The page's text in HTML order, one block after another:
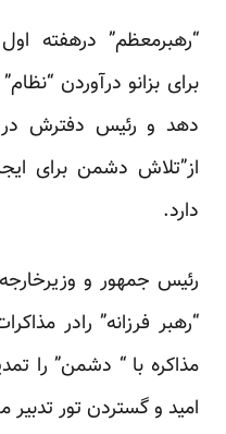
“رهبرمعظم” درهفته
برای بزانو درآوردن
دهد و رئیس دفترش در
از”تلاش دشمن برای
دارد.
رئیس جمهور و
“رهبر فرزانه” رادر
مذاکره با “ دشمن” را
امید و گستردن تور تدبیر